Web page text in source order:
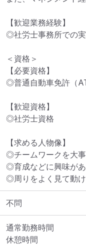
【歓迎業務経験】
◎社労士事務所での
＜資格＞
【必要資格】
◎普通自動車免許（
【歓迎資格】
◎社労士資格
【求める人物像】
◎チームワークを大
◎育成などに興味が
◎周りをよく見て動
不問
通常勤務時間
休憩時間